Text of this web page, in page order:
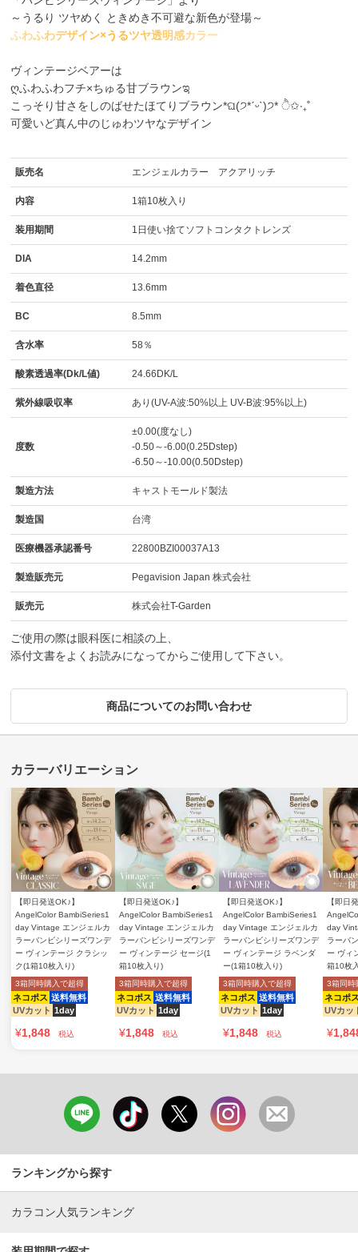
～うるり ツヤめく ときめき不可避な新色が登場～
ふわふわデザイ ン×う るツヤ透明感カラー
ヴィンテージベアーは
ღふわふわフチ×ちゅる甘ブラウンಇ
こっそり甘さをしのばせたほてりブラウン*ଘ(੭*ˊᵕˋ)੭* ੈ✩‧₊˚
可愛いど真ん中のじゅわツヤなデザイン
販売名 エンジェルカラー アクアリッチ
内容 1箱10枚入り
装用期間 1日使い捨てソフトコンタクトレンズ
DIA 14.2mm
着色直径 13.6mm
BC 8.5mm
含水率 58％
酸素透過率(Dk/L値) 24.66DK/L
紫外線吸収率 あり(UV-A波:50%以上 UV-B波:95%以上)
度数
±0.00(度なし)
-0.50～-6.00(0.25Dstep)
-6.50～-10.00(0.50Dstep)
製造方法 キャストモールド製法
製造国 台湾
医療機器承認番号 22800BZI00037A13
製造販売元 Pegavision Japan 株式会社
販売元 株式会社T-Garden
ご使用の際は眼科医に相談の上、
添付文書をよくお読みになってからご使用して下さい。
商品についてのお問い合わせ
【即日発送OK♪】
AngelColor BambiSeries1
day Vintage エンジェルカ
ラーバンビシリーズワンデ
ー ヴィンテージ クラシッ
ク(1箱10枚入り)
ネコポス 送料無料
UVカット 1day
3箱同時購入で超得
¥1,848 税込
【即日発送OK♪】
AngelColor BambiSeries1
day Vintage エンジェルカ
ラーバンビシリーズワンデ
ー ヴィンテージ セージ(1
箱10枚入り)
ネコポス 送料無料
UVカット 1day
3箱同時購入で超得
¥1,848 税込
【即日発送OK♪】
AngelColor BambiSeries1
day Vintage エンジェルカ
ラーバンビシリーズワンデ
ー ヴィンテージ ラベンダ
ー(1箱10枚入り)
ネコポス 送料無料
UVカット 1day
3箱同時購入で超得
¥1,848 税込
【即日
day
ラーバ
ー ヴィ
箱10枚
ネコポ
UVカッ
3箱同時
¥
ランキングから探す
カラコン人気ランキング